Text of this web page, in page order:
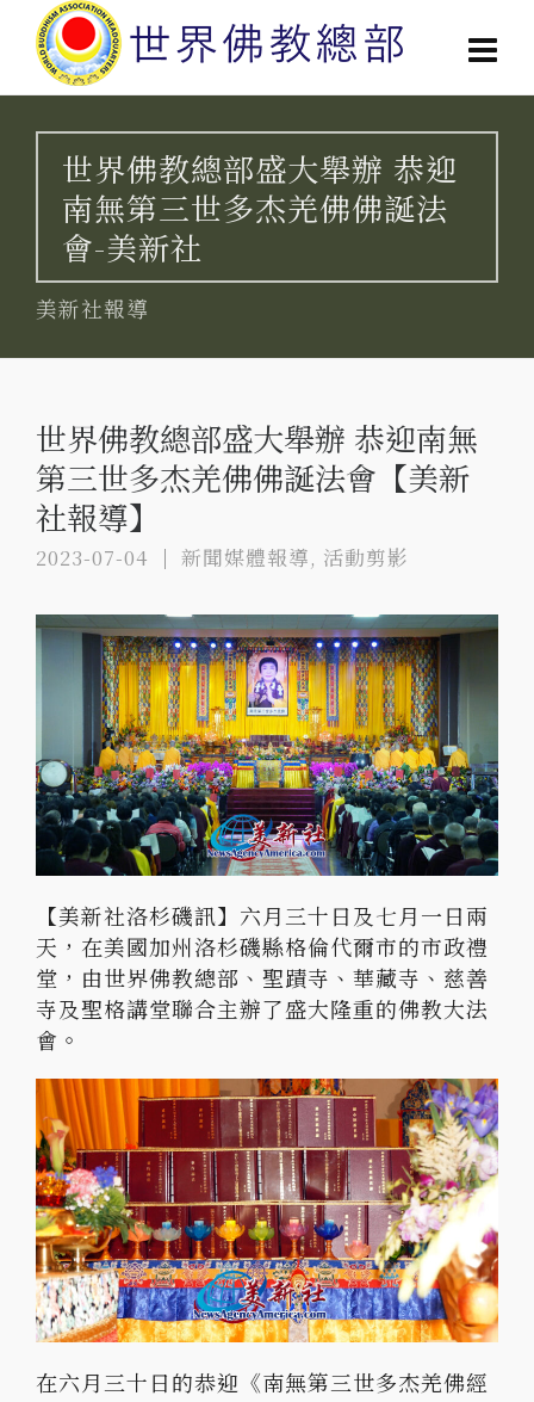
世界佛教總部盛大舉辦 恭迎
南無第三世多杰羌佛佛誕法
會-美新社
美新社報導
世界佛教總部盛大舉辦 恭迎南無
第三世多杰羌佛佛誕法會【美新
社報導】
2023-07-04 新聞媒體報導, 活動剪影
【美新社洛杉磯訊】六月三十日及七月一日兩
天，在美國加州洛杉磯縣格倫代爾市的市政禮
堂，由世界佛教總部、聖蹟寺、華藏寺、慈善
寺及聖格講堂聯合主辦了盛大隆重的佛教大法
會。
在六月三十日的恭迎《南無第三世多杰羌佛經